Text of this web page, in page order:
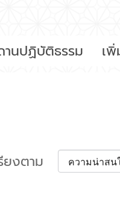
นปฏิบัติธรรม
เ
ยงตาม